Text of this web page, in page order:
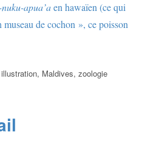
apua’aen hawaïen (ce qui
de cochon », ce poisson
Étiquettes
illustration, Maldives,zoologie